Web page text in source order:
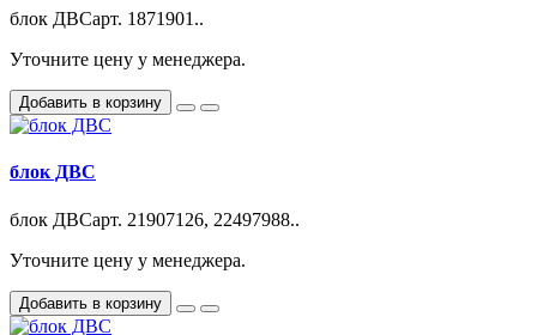
блок ДВСарт. 1871901..
Уточните цену у менеджера.
Добавить в корзину
блок ДВС
блок ДВСарт. 21907126, 22497988..
Уточните цену у менеджера.
Добавить в корзину